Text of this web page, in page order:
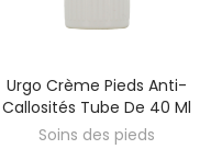
Urgo Crème Pieds Anti-
Callosités Tube De 40 Ml
Soins des pieds